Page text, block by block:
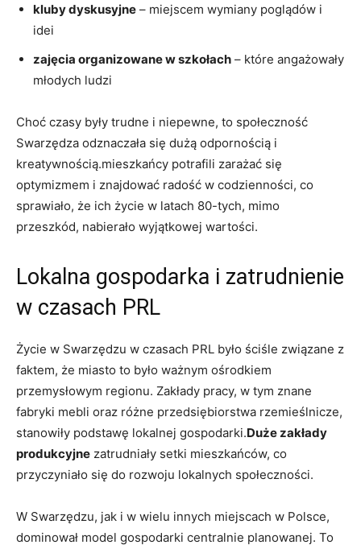
kluby dyskusyjne – miejscem wymiany poglądów i
idei
zajęcia organizowane w szkołach – które angażowały
młodych ludzi
Choć czasy były trudne i niepewne, to społeczność
Swarzędza odznaczała się dużą odpornością i
kreatywnością.mieszkańcy potrafili zarażać się
optymizmem i znajdować radość w codzienności, co
sprawiało, że ich życie w latach 80-tych, mimo
przeszkód, nabierało wyjątkowej wartości.
Lokalna gospodarka i zatrudnienie
w czasach PRL
Życie w Swarzędzu w czasach PRL było ściśle związane z
faktem, że miasto to było ważnym ośrodkiem
przemysłowym regionu. Zakłady pracy, w tym znane
fabryki mebli oraz różne przedsiębiorstwa rzemieślnicze,
stanowiły podstawę lokalnej gospodarki.Duże zakłady
produkcyjne zatrudniały setki mieszkańców, co
przyczyniało się do rozwoju lokalnych społeczności.
W Swarzędzu, jak i w wielu innych miejscach w Polsce,
dominował model gospodarki centralnie planowanej. To